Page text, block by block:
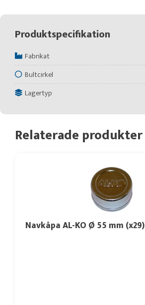
Produktspecifikation
Fabrikat
Bultcirkel
Lagertyp
Relaterade produkter
Navkåpa AL-KO Ø 55 mm (x29)